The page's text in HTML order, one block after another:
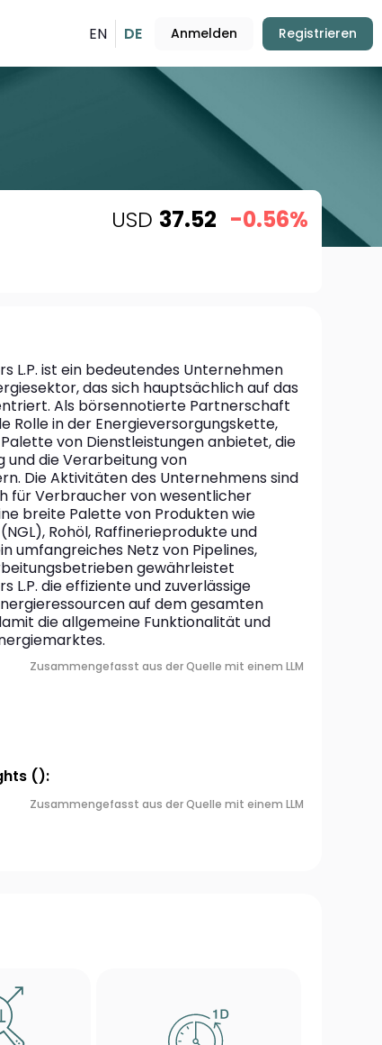
EN DE Anmelden Registrieren
USD 37.52 -0.56%
L.P. ist ein bedeutendes Unternehmen
das sich hauptsächlich auf das
Als börsennotierte Partnerschaft
Rolle in der Energieversorgungskette,
von Dienstleistungen anbietet, die
und die Verarbeitung von
Die Aktivitäten des Unternehmens sind
für Verbraucher von wesentlicher
breite Palette von Produkten wie
Rohöl, Raffinerieprodukte und
umfangreiches Netz von Pipelines,
gewährleistet
L.P. die effiziente und zuverlässige
auf dem gesamten
die allgemeine Funktionalität und
Zusammengefasst aus der Quelle mit einem LLM
():
Zusammengefasst aus der Quelle mit einem LLM